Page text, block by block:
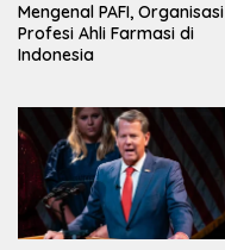
Mengenal PAFI, Organisasi
Profesi Ahli Farmasi di
Indonesia